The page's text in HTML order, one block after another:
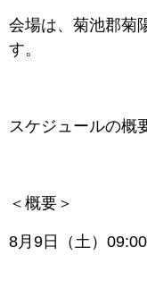
会場は、菊池郡菊
す。
スケジュールの概
＜概要＞
8月9日（土）